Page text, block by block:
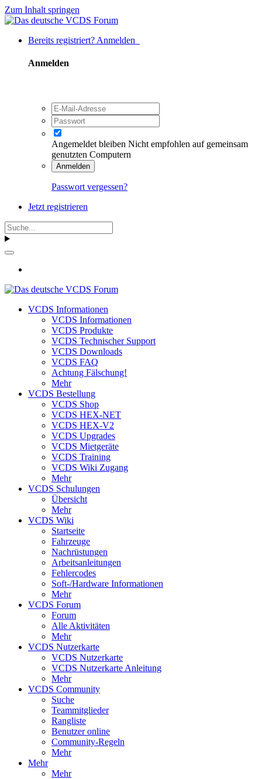
Zum Inhalt springen
Bereits registriert? Anmelden
Anmelden
Angemeldet bleiben Nicht empfohlen auf gemeinsam
genutzten Computern
Anmelden
Passwort vergessen?
Jetzt registrieren
VCDS Informationen
VCDS Informationen
VCDS Produkte
VCDS Technischer Support
VCDS Downloads
VCDS FAQ
Achtung Fälschung!
Mehr
VCDS Bestellung
VCDS Shop
VCDS HEX-NET
VCDS HEX-V2
VCDS Upgrades
VCDS Mietgeräte
VCDS Training
VCDS Wiki Zugang
Mehr
VCDS Schulungen
Übersicht
Mehr
VCDS Wiki
Startseite
Fahrzeuge
Nachrüstungen
Arbeitsanleitungen
Fehlercodes
Soft-/Hardware Informationen
Mehr
VCDS Forum
Forum
Alle Aktivitäten
Mehr
VCDS Nutzerkarte
VCDS Nutzerkarte
VCDS Nutzerkarte Anleitung
Mehr
VCDS Community
Suche
Teammitglieder
Rangliste
Benutzer online
Community-Regeln
Mehr
Mehr
Mehr